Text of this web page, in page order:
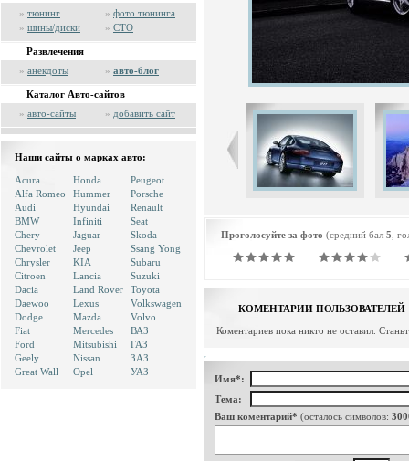
» тюнинг » фото тюнинга
» шины/диски » СТО
Развлечения
» анекдоты » авто-блог
Каталог Авто-сайтов
» авто-сайты » добавить сайт
Наши сайты о марках авто:
Acura
Alfa Romeo
Audi
BMW
Chery
Chevrolet
Chrysler
Citroen
Dacia
Daewoo
Dodge
Fiat
Ford
Geely
Great Wall
Honda
Hummer
Hyundai
Infiniti
Jaguar
Jeep
KIA
Lancia
Land Rover
Lexus
Mazda
Mercedes
Mitsubishi
Nissan
Opel
Peugeot
Porsche
Renault
Seat
Skoda
Ssang Yong
Subaru
Suzuki
Toyota
Volkswagen
Volvo
ВАЗ
ГАЗ
ЗАЗ
УАЗ
Проголосуйте за фото (средний бал 5 ,
КОМЕНТАРИИ ПОЛЬЗОВАТЕЛЕЙ
Коментариев пока никто не оставил.
Имя*:
Тема:
Ваш коментарий* (осталось символов: